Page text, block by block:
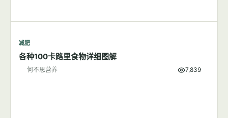
减肥
各种100卡路里食物详细图解
何不思营养 7,839